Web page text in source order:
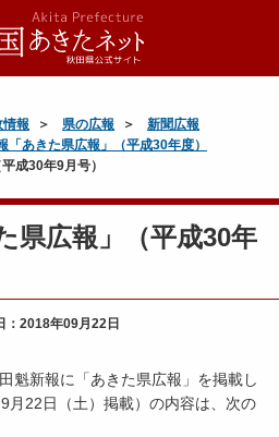
情報 県の広報
新聞広報
「あきた県広報」（平成30年度）
成30年9月号）
県広報」（平成30年
： 2018年09月22日
魁新報に「あきた県広報」を掲載し
月22日（土）掲載）の内容は、次の